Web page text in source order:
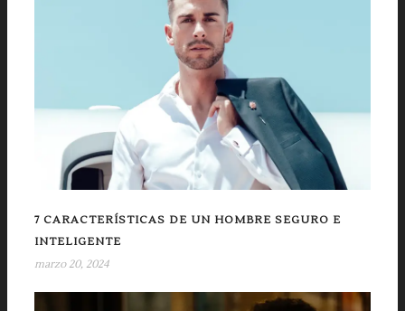
7 CARACTERÍSTICAS DE UN HOMBRE SEGURO E
INTELIGENTE
marzo 20, 2024